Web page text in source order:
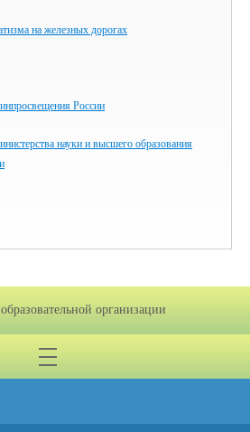
на железных дорогах
России
науки и высшего образования
организации